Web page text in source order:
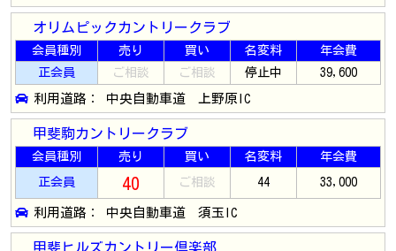
オリムピックカントリークラブ
会員種別 売り 買い 名変料
年会費
正会員
ご相談 ご相談 停止中 39,600
利用道路： 中央自動車道 上野原IC
甲斐駒カントリークラブ
会員種別 売り 買い 名変料 年会費
正会員 40 ご相談 44 33,000
利用道路： 中央自動車道 須玉IC
甲斐ヒルズカントリー倶楽部